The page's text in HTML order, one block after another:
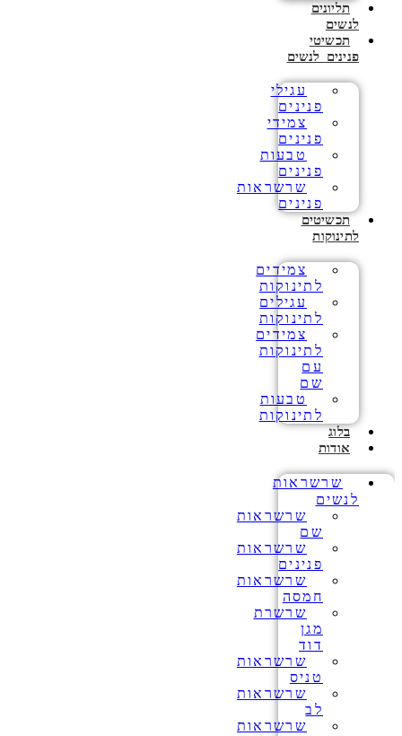
תליונים
לנשים
תכשיטי
פנינים לנשים
עגילי
פנינים
צמידי
פנינים
טבעות
פנינים
שרשראות
פנינים
תכשיטים
לתינוקות
צמידים
לתינוקות
עגילים
לתינוקות
צמידים
לתינוקות
עם
שם
טבעות
לתינוקות
בלוג
אודות
שרשראות
לנשים
שרשראות
שם
שרשראות
פנינים
שרשראות
חמסה
שרשרת
מגן
דוד
שרשראות
טניס
שרשראות
לב
שרשראות